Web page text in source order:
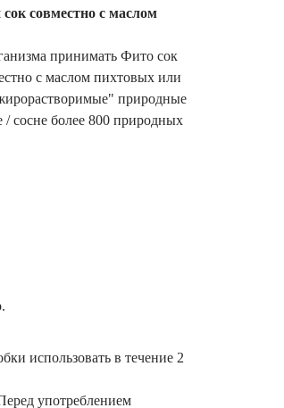
совместно с маслом
принимать Фито сок
с маслом пихтовых или
природные
сосне более 800 природных
использовать в течение 2
употреблением